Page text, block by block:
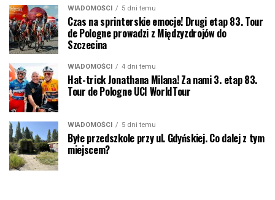
WIADOMOŚCI 5 dni temu
Czas na sprinterskie emocje! Drugi etap 83. Tour
de Pologne prowadzi z Międzyzdrojów do
Szczecina
WIADOMOŚCI 4 dni temu
Hat-trick Jonathana Milana! Za nami 3. etap 83.
Tour de Pologne UCI WorldTour
WIADOMOŚCI 5 dni temu
Byłe przedszkole przy ul. Gdyńskiej. Co dalej z tym
miejscem?